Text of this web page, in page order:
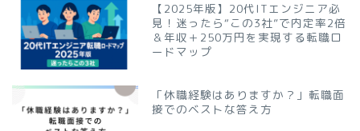
【2025年版】20代ITエンジニア必
見！迷ったら“この3社”で内定率2倍
＆年収＋250万円を実現する転職ロ
ードマップ
「休職経験はありますか？」転職面
接でのベストな答え方